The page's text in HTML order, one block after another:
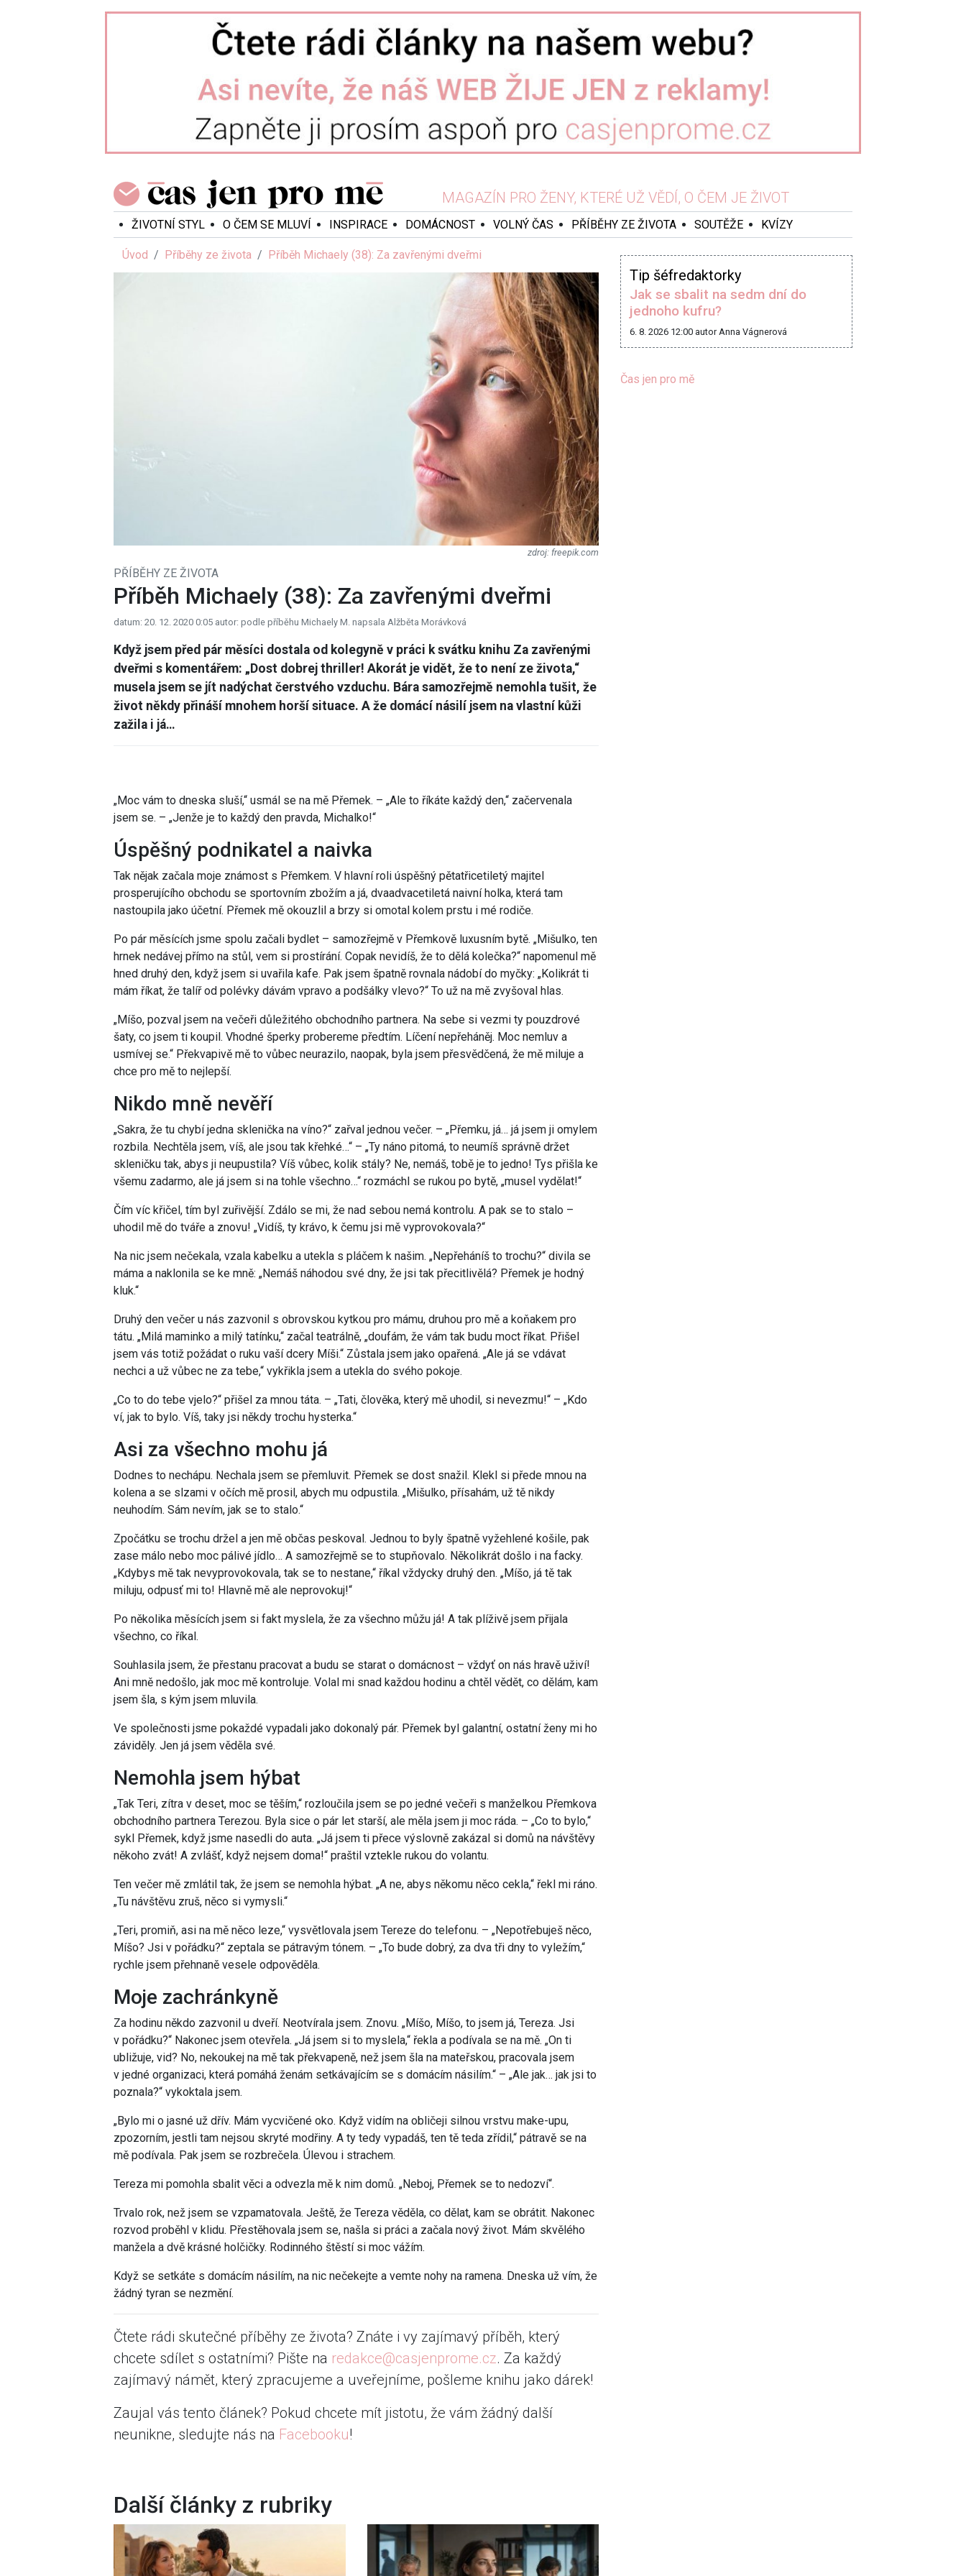
MAGAZÍN PRO ŽENY, KTERÉ UŽ VĚDÍ, O ČEM JE ŽIVOT
ŽIVOTNÍ STYL O ČEM SE MLUVÍ INSPIRACE DOMÁCNOST VOLNÝ ČAS PŘÍBĚHY ZE ŽIVOTA SOUTĚŽE KVÍZY
Úvod Příběhy ze života Příběh Michaely (38): Za zavřenými dveřmi
freepik.com
PŘÍBĚHY ZE ŽIVOTA
Příběh Michaely (38): Za zavřenými dveřmi
datum: 20. 12. 2020 0:05 autor: podle příběhu Michaely M. napsala Alžběta Morávková
Když jsem před pár měsíci dostala od kolegyně v práci k svátku knihu Za zavřenými
dveřmi s komentářem: „Dost dobrej thriller! Akorát je vidět, že to není ze života,“
musela jsem se jít nadýchat čerstvého vzduchu. Bára samozřejmě nemohla tušit, že
život někdy přináší mnohem horší situace. A že domácí násilí jsem na vlastní kůži
zažila i já…
„Moc vám to dneska sluší,“ usmál se na mě Přemek. – „Ale to říkáte každý den,“ začervenala
jsem se. – „Jenže je to každý den pravda, Michalko!“
Úspěšný podnikatel a naivka
Tak nějak začala moje známost s Přemkem. V hlavní roli úspěšný pětatřicetiletý majitel
prosperujícího obchodu se sportovním zbožím a já, dvaadvacetiletá naivní holka, která tam
nastoupila jako účetní. Přemek mě okouzlil a brzy si omotal kolem prstu i mé rodiče.
Po pár měsících jsme spolu začali bydlet – samozřejmě v Přemkově luxusním bytě. „Mišulko, ten
hrnek nedávej přímo na stůl, vem si prostírání. Copak nevidíš, že to dělá kolečka?“ napomenul mě
hned druhý den, když jsem si uvařila kafe. Pak jsem špatně rovnala nádobí do myčky: „Kolikrát ti
mám říkat, že talíř od polévky dávám vpravo a podšálky vlevo?“ To už na mě zvyšoval hlas.
„Míšo, pozval jsem na večeři důležitého obchodního partnera. Na sebe si vezmi ty pouzdrové
šaty, co jsem ti koupil. Vhodné šperky probereme předtím. Líčení nepřeháněj. Moc nemluv a
usmívej se.“ Překvapivě mě to vůbec neurazilo, naopak, byla jsem přesvědčená, že mě miluje a
chce pro mě to nejlepší.
Nikdo mně nevěří
„Sakra, že tu chybí jedna sklenička na víno?“ zařval jednou večer. – „Přemku, já… já jsem ji omylem
rozbila. Nechtěla jsem, víš, ale jsou tak křehké…“ – „Ty náno pitomá, to neumíš správně držet
skleničku tak, abys ji neupustila? Víš vůbec, kolik stály? Ne, nemáš, tobě je to jedno! Tys přišla ke
všemu zadarmo, ale já jsem si na tohle všechno…“ rozmáchl se rukou po bytě, „musel vydělat!“
Čím víc křičel, tím byl zuřivější. Zdálo se mi, že nad sebou nemá kontrolu. A pak se to stalo –
uhodil mě do tváře a znovu! „Vidíš, ty krávo, k čemu jsi mě vyprovokovala?“
Na nic jsem nečekala, vzala kabelku a utekla s pláčem k našim. „Nepřeháníš to trochu?“ divila se
máma a naklonila se ke mně: „Nemáš náhodou své dny, že jsi tak přecitlivělá? Přemek je hodný
kluk.“
Druhý den večer u nás zazvonil s obrovskou kytkou pro mámu, druhou pro mě a koňakem pro
tátu. „Milá maminko a milý tatínku,“ začal teatrálně, „doufám, že vám tak budu moct říkat. Přišel
jsem vás totiž požádat o ruku vaší dcery Míši.“ Zůstala jsem jako opařená. „Ale já se vdávat
nechci a už vůbec ne za tebe,“ vykřikla jsem a utekla do svého pokoje.
„Co to do tebe vjelo?“ přišel za mnou táta. – „Tati, člověka, který mě uhodil, si nevezmu!“ – „Kdo
ví, jak to bylo. Víš, taky jsi někdy trochu hysterka.“
Asi za všechno mohu já
Dodnes to nechápu. Nechala jsem se přemluvit. Přemek se dost snažil. Klekl si přede mnou na
kolena a se slzami v očích mě prosil, abych mu odpustila. „Mišulko, přísahám, už tě nikdy
neuhodím. Sám nevím, jak se to stalo.“
Zpočátku se trochu držel a jen mě občas peskoval. Jednou to byly špatně vyžehlené košile, pak
zase málo nebo moc pálivé jídlo… A samozřejmě se to stupňovalo. Několikrát došlo i na facky.
„Kdybys mě tak nevyprovokovala, tak se to nestane,“ říkal vždycky druhý den. „Míšo, já tě tak
miluju, odpusť mi to! Hlavně mě ale neprovokuj!“
Po několika měsících jsem si fakt myslela, že za všechno můžu já! A tak plíživě jsem přijala
všechno, co říkal.
Souhlasila jsem, že přestanu pracovat a budu se starat o domácnost – vždyť on nás hravě uživí!
Ani mně nedošlo, jak moc mě kontroluje. Volal mi snad každou hodinu a chtěl vědět, co dělám, kam
jsem šla, s kým jsem mluvila.
Ve společnosti jsme pokaždé vypadali jako dokonalý pár. Přemek byl galantní, ostatní ženy mi ho
záviděly. Jen já jsem věděla své.
Nemohla jsem hýbat
„Tak Teri, zítra v deset, moc se těším,“ rozloučila jsem se po jedné večeři s manželkou Přemkova
obchodního partnera Terezou. Byla sice o pár let starší, ale měla jsem ji moc ráda. – „Co to bylo,“
sykl Přemek, když jsme nasedli do auta. „Já jsem ti přece výslovně zakázal si domů na návštěvy
někoho zvát! A zvlášť, když nejsem doma!“ praštil vztekle rukou do volantu.
Ten večer mě zmlátil tak, že jsem se nemohla hýbat. „A ne, abys někomu něco cekla,“ řekl mi ráno.
„Tu návštěvu zruš, něco si vymysli.“
„Teri, promiň, asi na mě něco leze,“ vysvětlovala jsem Tereze do telefonu. – „Nepotřebuješ něco,
Míšo? Jsi v pořádku?“ zeptala se pátravým tónem. – „To bude dobrý, za dva tři dny to vyležím,“
rychle jsem přehnaně vesele odpověděla.
Moje zachránkyně
Za hodinu někdo zazvonil u dveří. Neotvírala jsem. Znovu. „Míšo, Míšo, to jsem já, Tereza. Jsi
v pořádku?“ Nakonec jsem otevřela. „Já jsem si to myslela,“ řekla a podívala se na mě. „On ti
ubližuje, vid? No, nekoukej na mě tak překvapeně, než jsem šla na mateřskou, pracovala jsem
v jedné organizaci, která pomáhá ženám setkávajícím se s domácím násilím.“ – „Ale jak… jak jsi to
poznala?“ vykoktala jsem.
„Bylo mi o jasné už dřív. Mám vycvičené oko. Když vidím na obličeji silnou vrstvu make-upu,
zpozorním, jestli tam nejsou skryté modřiny. A ty tedy vypadáš, ten tě teda zřídil,“ pátravě se na
mě podívala. Pak jsem se rozbrečela. Úlevou i strachem.
Tereza mi pomohla sbalit věci a odvezla mě k nim domů. „Neboj, Přemek se to nedozví“.
Trvalo rok, než jsem se vzpamatovala. Ještě, že Tereza věděla, co dělat, kam se obrátit. Nakonec
rozvod proběhl v klidu. Přestěhovala jsem se, našla si práci a začala nový život. Mám skvělého
manžela a dvě krásné holčičky. Rodinného štěstí si moc vážím.
Když se setkáte s domácím násilím, na nic nečekejte a vemte nohy na ramena. Dneska už vím, že
žádný tyran se nezmění.
Čtete rádi skutečné příběhy ze života? Znáte i vy zajímavý příběh, který
chcete sdílet s ostatními? Pište na redakce@casjenprome.cz. Za každý
zajímavý námět, který zpracujeme a uveřejníme, pošleme knihu jako dárek!
Zaujal vás tento článek? Pokud chcete mít jistotu, že vám žádný další
neunikne, sledujte nás na Facebooku!
Další články z rubriky
Tip šéfredaktorky
Jak se sbalit na sedm dní do
jednoho kufru?
6. 8. 2026 12:00 autor Anna Vágnerová
Čas jen pro mě